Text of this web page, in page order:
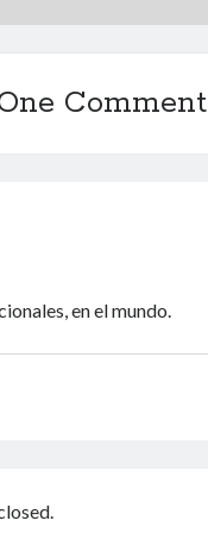
I.
Comment
en el mundo.